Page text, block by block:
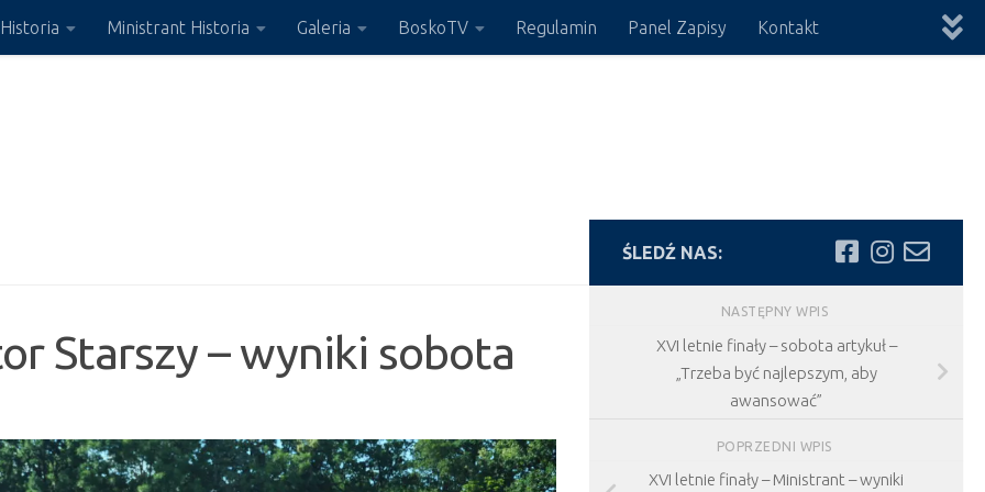
Ministrant Historia Galeria BoskoTV Regulamin Panel Zapisy Kontakt
Starszy – wyniki sobota
ŚLEDŹ NAS:
NASTĘPNY WPIS
XVI letnie finały – sobota artykuł –
„Trzeba być najlepszym, aby
awansować”
POPRZEDNI WPIS
XVI letnie finały – Ministrant – wyniki